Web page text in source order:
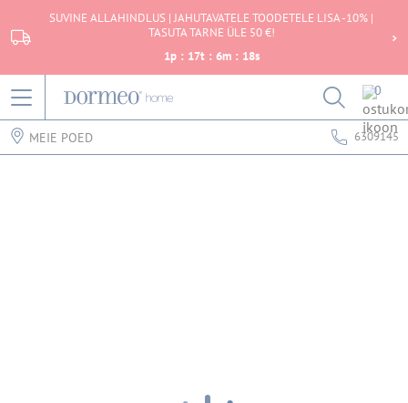
SUVINE ALLAHINDLUS | JAHUTAVATELE TOODETELE LISA -10% |
TASUTA TARNE ÜLE 50 €!
1p : 17t : 6m : 18s
0
MEIE POED 6309145